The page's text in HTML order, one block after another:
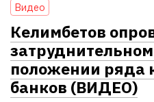
Видео
Келимбетов
положении ряда
банков (ВИДЕО)